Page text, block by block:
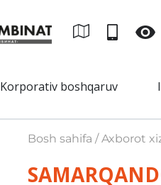
Korporativ boshqaruv
Bosh sahifa / Axborot